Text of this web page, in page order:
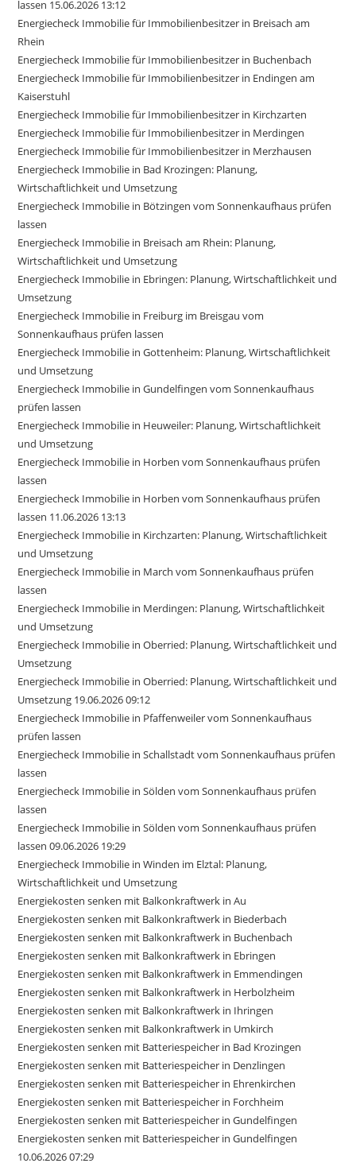
lassen 15.06.2026 13:12
Energiecheck Immobilie für Immobilienbesitzer in Breisach am
Rhein
Energiecheck Immobilie für Immobilienbesitzer in Buchenbach
Energiecheck Immobilie für Immobilienbesitzer in Endingen am
Kaiserstuhl
Energiecheck Immobilie für Immobilienbesitzer in Kirchzarten
Energiecheck Immobilie für Immobilienbesitzer in Merdingen
Energiecheck Immobilie für Immobilienbesitzer in Merzhausen
Energiecheck Immobilie in Bad Krozingen: Planung,
Wirtschaftlichkeit und Umsetzung
Energiecheck Immobilie in Bötzingen vom Sonnenkaufhaus prüfen
lassen
Energiecheck Immobilie in Breisach am Rhein: Planung,
Wirtschaftlichkeit und Umsetzung
Energiecheck Immobilie in Ebringen: Planung, Wirtschaftlichkeit und
Umsetzung
Energiecheck Immobilie in Freiburg im Breisgau vom
Sonnenkaufhaus prüfen lassen
Energiecheck Immobilie in Gottenheim: Planung, Wirtschaftlichkeit
und Umsetzung
Energiecheck Immobilie in Gundelfingen vom Sonnenkaufhaus
prüfen lassen
Energiecheck Immobilie in Heuweiler: Planung, Wirtschaftlichkeit
und Umsetzung
Energiecheck Immobilie in Horben vom Sonnenkaufhaus prüfen
lassen
Energiecheck Immobilie in Horben vom Sonnenkaufhaus prüfen
lassen 11.06.2026 13:13
Energiecheck Immobilie in Kirchzarten: Planung, Wirtschaftlichkeit
und Umsetzung
Energiecheck Immobilie in March vom Sonnenkaufhaus prüfen
lassen
Energiecheck Immobilie in Merdingen: Planung, Wirtschaftlichkeit
und Umsetzung
Energiecheck Immobilie in Oberried: Planung, Wirtschaftlichkeit und
Umsetzung
Energiecheck Immobilie in Oberried: Planung, Wirtschaftlichkeit und
Umsetzung 19.06.2026 09:12
Energiecheck Immobilie in Pfaffenweiler vom Sonnenkaufhaus
prüfen lassen
Energiecheck Immobilie in Schallstadt vom Sonnenkaufhaus prüfen
lassen
Energiecheck Immobilie in Sölden vom Sonnenkaufhaus prüfen
lassen
Energiecheck Immobilie in Sölden vom Sonnenkaufhaus prüfen
lassen 09.06.2026 19:29
Energiecheck Immobilie in Winden im Elztal: Planung,
Wirtschaftlichkeit und Umsetzung
Energiekosten senken mit Balkonkraftwerk in Au
Energiekosten senken mit Balkonkraftwerk in Biederbach
Energiekosten senken mit Balkonkraftwerk in Buchenbach
Energiekosten senken mit Balkonkraftwerk in Ebringen
Energiekosten senken mit Balkonkraftwerk in Emmendingen
Energiekosten senken mit Balkonkraftwerk in Herbolzheim
Energiekosten senken mit Balkonkraftwerk in Ihringen
Energiekosten senken mit Balkonkraftwerk in Umkirch
Energiekosten senken mit Batteriespeicher in Bad Krozingen
Energiekosten senken mit Batteriespeicher in Denzlingen
Energiekosten senken mit Batteriespeicher in Ehrenkirchen
Energiekosten senken mit Batteriespeicher in Forchheim
Energiekosten senken mit Batteriespeicher in Gundelfingen
Energiekosten senken mit Batteriespeicher in Gundelfingen
10.06.2026 07:29